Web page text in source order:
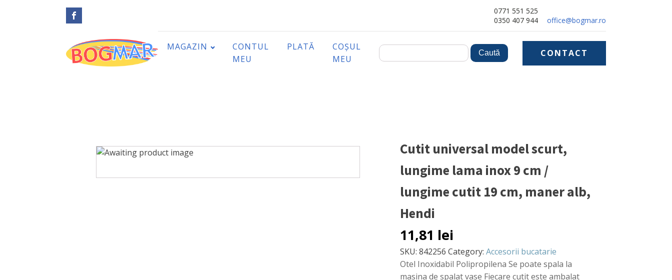
0771 551 525
0350 407 944
office@bogmar.ro
MAGAZIN
CONTUL
MEU
PLATĂ
COȘUL
MEU
CONTACT
Cutit universal model scurt,
lungime lama inox 9 cm /
lungime cutit 19 cm, maner alb,
Hendi
11,81 lei
SKU: 842256 Category: Accesorii bucatarie
Otel Inoxidabil Polipropilena Se poate spala la
masina de spalat vase Fiecare cutit este ambalat